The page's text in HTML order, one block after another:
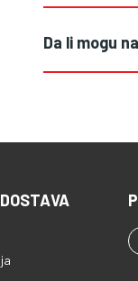
Da li mogu